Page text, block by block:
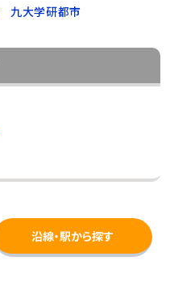
九大学研都市
沿線・駅から探す